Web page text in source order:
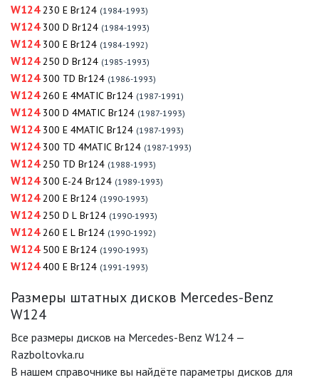
W124230 E Br124 (1984-1993)
W124 300 D Br124 (1984-1993)
W124 300 E Br124 (1984-1992)
W124250 D Br124 (1985-1993)
W124 300 TD Br124 (1986-1993)
W124260 E 4MATIC Br124 (1987-1991)
W124 300 D 4MATIC Br124 (1987-1993)
W124 300 E 4MATIC Br124 (1987-1993)
W124 300 TD 4MATIC Br124 (1987-1993)
W124250 TD Br124 (1988-1993)
W124 300 E-24 Br124 (1989-1993)
W124200 E Br124 (1990-1993)
W124250 D L Br124 (1990-1993)
W124260 E L Br124 (1990-1992)
W124 500 E Br124 (1990-1993)
W124400 E Br124 (1991-1993)
Размеры штатных дисков Mercedes-Benz
W124
Все размеры дисков на Mercedes-Benz W124 —
Razboltovka.ru
В нашем справочнике вы найдёте параметры дисков для